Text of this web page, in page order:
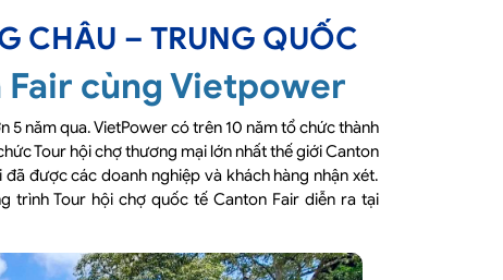
CHÂU – TRUNG QUỐC
cùng Vietpower
năm qua. VietPower có trên 10 năm tổ chức thành
Tour hội chợ thương mại lớn nhất thế giới Canton
được các doanh nghiệp và khách hàng nhận xét.
trình Tour hội chợ quốc tế Canton Fair diễn ra tại